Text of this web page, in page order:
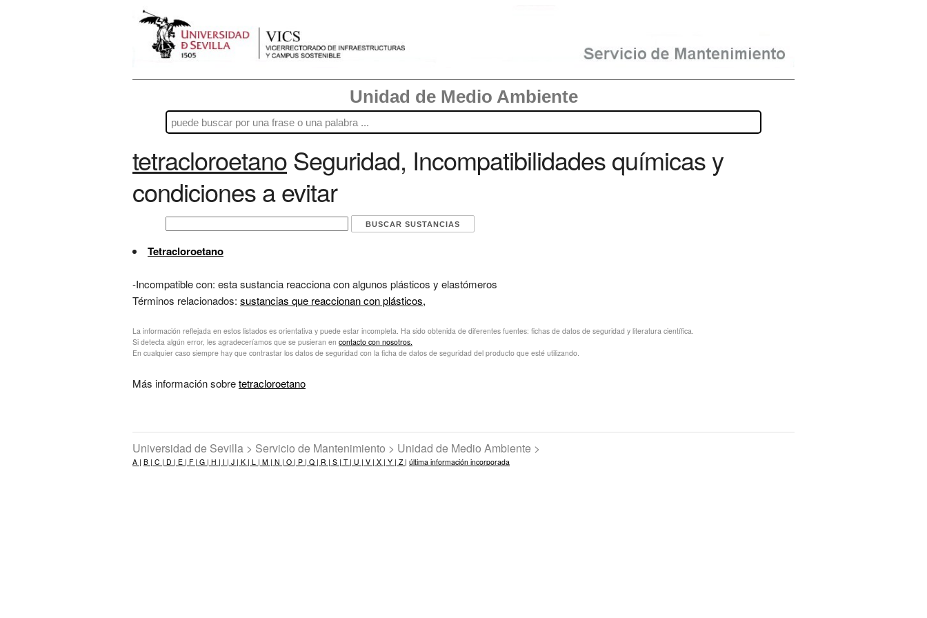
Unidad de Medio Ambiente
tetracloroetanoSeguridad, Incompatibilidades químicas y
condiciones a evitar
Tetracloroetano
-Incompatible con: esta sustancia reacciona con algunos plásticos y elastómeros
Términos relacionados: sustancias que reaccionan con plásticos,
La información reflejada en estos listados es orientativa y puede estar incompleta. Ha sido obtenida de diferentes fuentes: fichas de datos de seguridad y literatura científica.
Si detecta algún error, les agradeceríamos que se pusieran en contacto con nosotros.
En cualquier caso siempre hay que contrastar los datos de seguridad con la ficha de datos de seguridad del producto que esté utilizando.
Más información sobretetracloroetano
Universidad de Sevilla > Servicio de Mantenimiento > Unidad de Medio Ambiente >
A | B | C | D | E | F | G | H | I | J | K | L | M | N | O | P | Q | R | S | T | U | V | X | Y | Z | última información incorporada